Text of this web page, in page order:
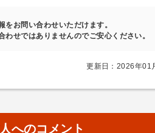
をお問い合わせいただけます。
わせではありませんのでご安心ください。
更新日：2026年01
へのコメント